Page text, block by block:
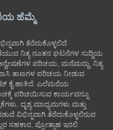
ಹೆಮ್ಮೆ
ತೆರೆದುಕೊಳ್ಳಲಿದೆ
ನಿತ್ಯ ನೂತನ ಘಟನೆಗಳ ಸುದ್ದಿಯ
ಪರಿಚಯ, ಮನೆಮದ್ದು, ನಿತ್ಯ
ತಾಣಗಳ ಪರಿಚಯ ನೀಡುವ
ಕೈ ಹಾಕಿದೆ. ಎಲೆಮರೆಯ
ಪರಿಚಯಿಸುವ ಕಾರ್ಯವನ್ನೂ
ದೃಶ್ಯ ಮಾಧ್ಯಮಗಳು ಮತ್ತು
ವಿಭಿನ್ನವಾಗಿ ತೆರೆದುಕೊಳ್ಳಲಿರುವ
ಸಹಕಾರ, ಪ್ರೋತ್ಸಾಹ ಇರಲಿ.